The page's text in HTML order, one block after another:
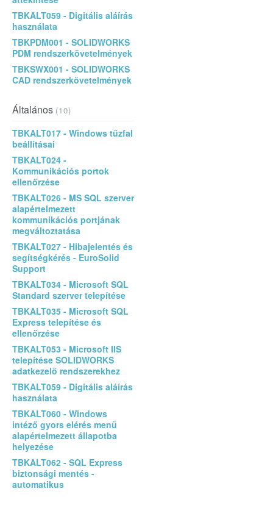
TBKALT059 - Digitális aláírás
használata
TBKPDM001 - SOLIDWORKS
PDM rendszerkövetelmények
TBKSWX001 - SOLIDWORKS
CAD rendszerkövetelmények
Általános (10)
TBKALT017 - Windows tűzfal
beállításai
TBKALT024 -
Kommunikációs portok
ellenőrzése
TBKALT026 - MS SQL szerver
alapértelmezett
kommunikációs portjának
megváltoztatása
TBKALT027 - Hibajelentés és
segítségkérés - EuroSolid
Support
TBKALT034 - Microsoft SQL
Standard szerver telepítése
TBKALT035 - Microsoft SQL
Express telepítése és
ellenőrzése
TBKALT053 - Microsoft IIS
telepítése SOLIDWORKS
adatkezelő rendszerekhez
TBKALT059 - Digitális aláírás
használata
TBKALT060 - Windows
intéző gyors elérés menü
alapértelmezett állapotba
helyezése
TBKALT062 - SQL Express
biztonsági mentés -
automatikus